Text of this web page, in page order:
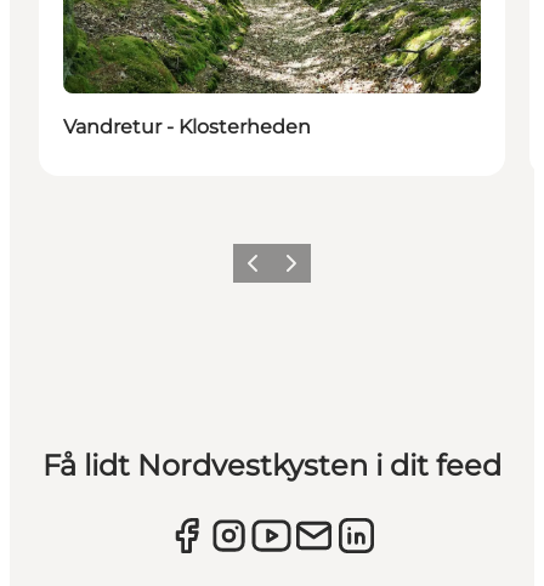
Vandretur - Klosterheden
ForrigeNæste
Få lidt Nordvestkysten i dit feed